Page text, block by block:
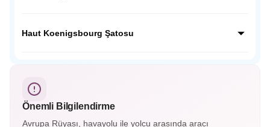
gibidir.
Çağdan kalma tarihi yapılarıyla masalsı bir güzelliğe sahip;
Haut Koenigsbourg Şatosu
kullanılan aletler, silahlar, cephanelikler, imparatorların
odaları ve eşsiz süslemelerle kaplı tavanları gördükçe bu
tarihi yolculuk hiç bitmesin istiyorsunuz. Haut-Koenigsbourg
Şatosu’nun içerisini gezmek isterseniz biletinizi alarak
Önemli Bilgilendirme
Avrupa Rüyası, havayolu ile yolcu arasında aracı